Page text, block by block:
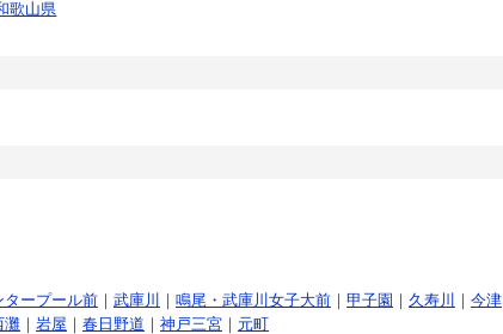
歌山県
タープール前 ｜ 武庫川 ｜ 鳴尾・武庫川女子大前 ｜ 甲子園 ｜ 久寿川 ｜ 今津
灘 ｜ 岩屋 ｜ 春日野道 ｜ 神戸三宮 ｜ 元町